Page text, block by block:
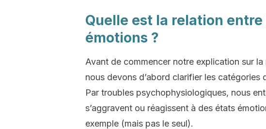
Quelle est la relation
émotions ?
Avant de commencer notre explication sur
nous devons d’abord clarifier les catégories
Par troubles psychophysiologiques, nous
s’aggravent ou réagissent à des états
exemple (mais pas le seul).